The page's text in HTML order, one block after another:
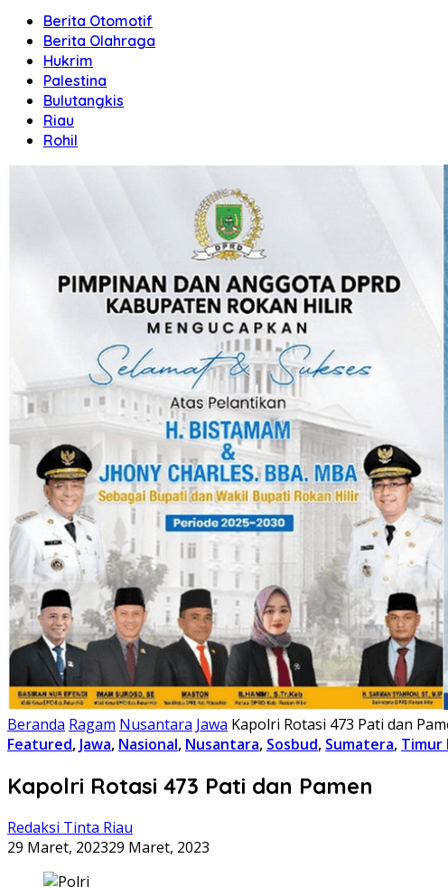
Berita Otomotif
Berita Olahraga
Hukrim
Palestina
Bulutangkis
Riau
Rohil
Beranda Ragam Nusantara Jawa Kapolri Rotasi 473 Pati dan
Featured, Jawa, Nasional, Nusantara, Sosbud, Sumatera, Timur
Kapolri Rotasi 473 Pati dan Pamen
Redaksi Tinta Riau
29 Maret, 202329 Maret, 2023